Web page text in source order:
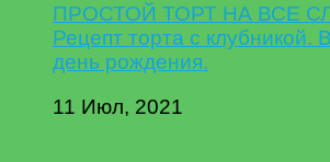
ПРОСТОЙ ТОРТ НА ВСЕ
Рецепт торта с клубникой.
день рождения.
11 Июл, 2021